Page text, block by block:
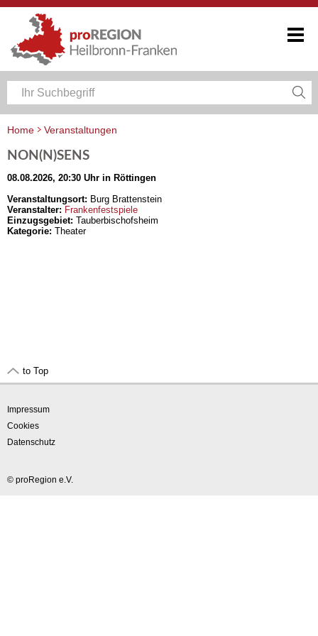
Home
Veranstaltungen
NON(N)SENS
08.08.2026, 20:30 Uhr in Röttingen
Veranstaltungsort: Burg Brattenstein
Veranstalter: Frankenfestspiele
Einzugsgebiet: Tauberbischofsheim
Kategorie: Theater
to Top
Impressum
Cookies
Datenschutz
© proRegion e.V.